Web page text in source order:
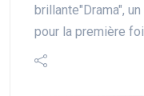
brillante"Drama",
pour la première